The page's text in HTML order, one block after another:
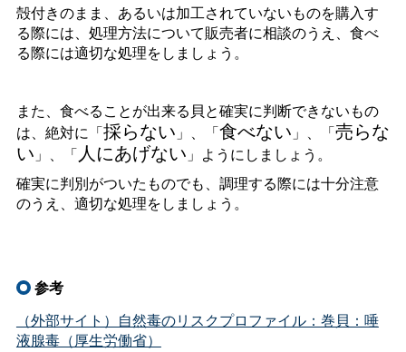
殻付きのまま、あるいは加工されていないものを購入す
る際には、処理方法について販売者に相談のうえ、食べ
る際には適切な処理をしましょう。
また、食べることが出来る貝と確実に判断できないもの
は、絶対に「採らない 」、「食べない 」、「売らな
い 」、「 人にあげない 」ようにしましょう。
確実に判別がついたものでも、調理する際には十分注意
のうえ、適切な処理をしましょう。
参考
（外部サイト）自然毒のリスクプロファイル：巻貝：唾
液腺毒（厚生労働省）